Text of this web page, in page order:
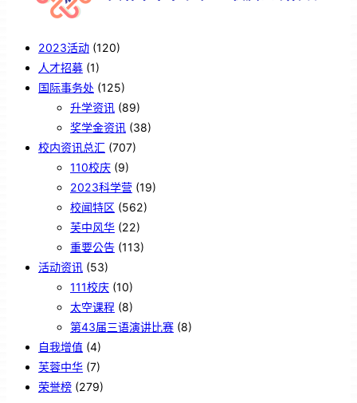
2023活动 (120)
人才招募 (1)
国际事务处 (125)
升学资讯 (89)
奖学金资讯 (38)
校内资讯总汇 (707)
110校庆 (9)
2023科学营 (19)
校闻特区 (562)
芙中风华 (22)
重要公告 (113)
活动资讯 (53)
111校庆 (10)
太空课程 (8)
第43届三语演讲比赛 (8)
自我增值 (4)
芙蓉中华 (7)
荣誉榜 (279)